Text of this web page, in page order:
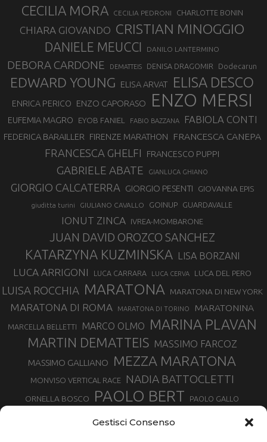
Gestisci Consenso
CECILIA MORA CECILIA PEDRONI CHARLOTTE BONIN
CHIARA GIOVANDO CRISTIAN MINOGGIO
DANIELE MEUCCI DANILO LANTERMINO
DEBORA CARDONE DEMATTEIS DENISA DRAGOMIR Dodecarun
EDWARD YOUNG ELISA ARVAT ELISA DESCO
ENRICA PERICO ENZO CAPORASO ENZO MERSI
EUFEMIA MAGRO EYOB FANIEL FABIO BAZZANA FABIOLA CONTI
FEDERICA BARAILLER FIRENZE MARATHON FRANCESCA CANEPA
FRANCESCA GHELFI FRANCESCO PUPPI
GABRIELE ABATE GIANLUCA GHIANO
GIORGIO CALCATERRA GIORGIO PESENTI GIOVANNA EPIS
giuditta turini GIULIANO CAVALLO GOINUP GUARDAVALLE
IONUT ZINCA IVREA-MOMBARONE
JUAN DAVID OROZCO SANCHEZ
KATARZYNA KUZMINSKA LISA BORZANI
LUCA ARRIGONI LUCA CARRARA LUCA CERVA LUCA DEL PERO
LUISA ROCCHIA MARATONA MARATONA DI NEW YORK
MARATONA DI ROMA MARATONA DI TORINO MARATONINA
MARCELLA BELLETTI MARCO OLMO MARINA PLAVAN
MARTIN DEMATTEIS MASSIMO FARCOZ
MASSIMO GALLIANO MEZZA MARATONA
MONVISO VERTICAL RACE NADIA BATTOCLETTI
ORNELLA BOSCO PAOLO BERT PAOLO GALLO